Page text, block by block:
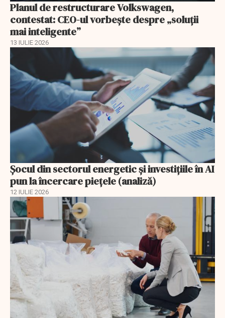
Planul de restructurare Volkswagen,
contestat: CEO-ul vorbește despre „soluții
mai inteligente”
13 IULIE 2026
Șocul din sectorul energetic și investițiile în AI
pun la încercare piețele (analiză)
12 IULIE 2026
EXCLUSIV